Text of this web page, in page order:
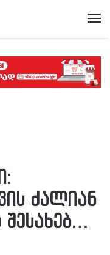
ძალიან